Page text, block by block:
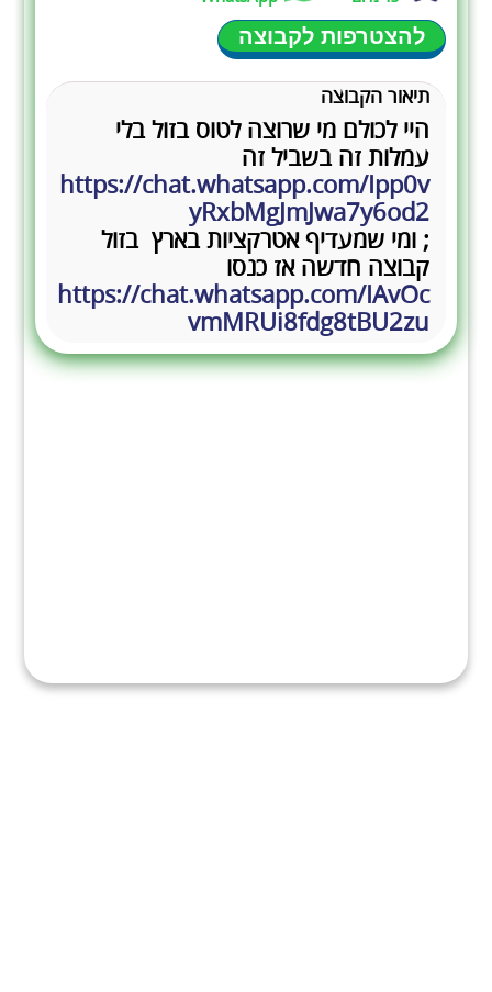
להצטרפות לקבוצה
תיאור הקבוצה
היי לכולם מי שרוצה לטוס בזול בלי
עמלות זה בשביל זה
https://chat.whatsapp.com/Ipp0v
yRxbMgJmJwa7y6od2
; ומי שמעדיף אטרקציות בארץ בזול
קבוצה חדשה אז כנסו
https://chat.whatsapp.com/IAvOc
vmMRUi8fdg8tBU2zu